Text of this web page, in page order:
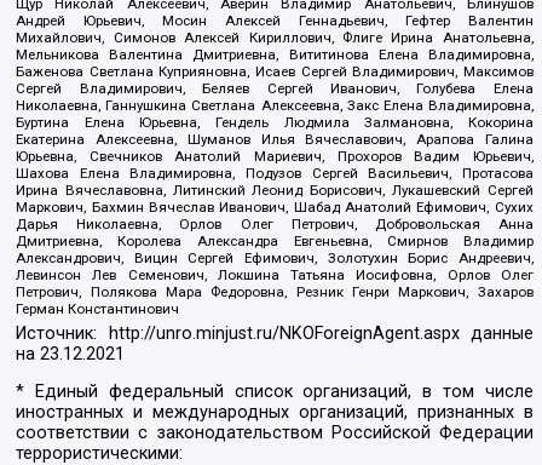
Щур Николай Алексеевич, Аверин Владимир Анатольевич, Блинушов
Андрей Юрьевич, Мосин Алексей Геннадьевич, Гефтер Валентин
Михайлович, Симонов Алексей Кириллович, Флиге Ирина Анатольевна,
Мельникова Валентина Дмитриевна, Вититинова Елена Владимировна,
Баженова Светлана Куприяновна, Исаев Сергей Владимирович, Максимов
Сергей Владимирович, Беляев Сергей Иванович, Голубева Елена
Николаевна, Ганнушкина Светлана Алексеевна, Закс Елена Владимировна,
Буртина Елена Юрьевна, Гендель Людмила Залмановна, Кокорина
Екатерина Алексеевна, Шуманов Илья Вячеславович, Арапова Галина
Юрьевна, Свечников Анатолий Мариевич, Прохоров Вадим Юрьевич,
Шахова Елена Владимировна, Подузов Сергей Васильевич, Протасова
Ирина Вячеславовна, Литинский Леонид Борисович, Лукашевский Сергей
Маркович, Бахмин Вячеслав Иванович, Шабад Анатолий Ефимович, Сухих
Дарья Николаевна, Орлов Олег Петрович, Добровольская Анна
Дмитриевна, Королева Александра Евгеньевна, Смирнов Владимир
Александрович, Вицин Сергей Ефимович, Золотухин Борис Андреевич,
Левинсон Лев Семенович, Локшина Татьяна Иосифовна, Орлов Олег
Петрович, Полякова Мара Федоровна, Резник Генри Маркович, Захаров
Герман Константинович
Источник: http://unro.minjust.ru/NKOForeignAgent.aspxданные
на23.12.2021
* Единый федеральный список организаций, в том числе
иностранных и международных организаций, признанных в
соответствии с законодательством Российской Федерации
террористическими: